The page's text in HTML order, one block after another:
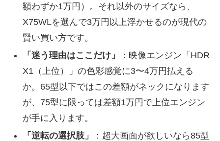
額わずか1万円）。それ以外のサイズなら、
X75WLを選んで3万円以上浮かせるのが現代の
賢い買い方です。
「迷う理由はここだけ」
：映像エンジン「HDR
X1（上位）」の色彩感覚に3〜4万円払える
か。65型以下ではこの差額がネックになります
が、75型に限っては差額1万円で上位エンジン
が手に入ります。
「逆転の選択肢」
：超大画面が欲しいなら85型